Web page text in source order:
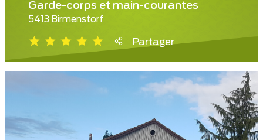
Garde-corps et main-courantes
5413 Birmenstorf
Partager